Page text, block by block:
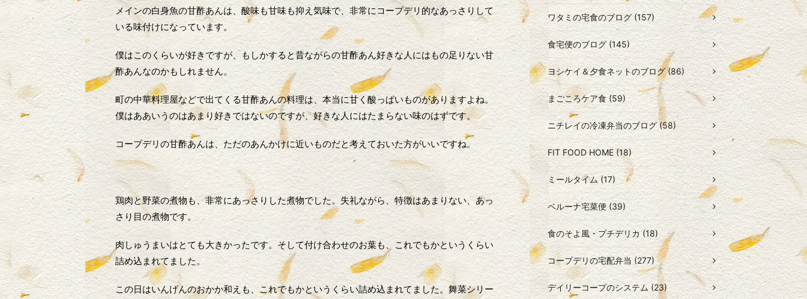
メインの白身魚の甘酢あんは、酸味も甘味も抑え気味で、非常にコープデリ的なあっさりして
いる味付けになっています。
僕はこのくらいが好きですが、もしかすると昔ながらの甘酢あん好きな人にはもの足りない甘
酢あんなのかもしれません。
町の中華料理屋などで出てくる甘酢あんの料理は、本当に甘く酸っぱいものがありますよね。
僕はああいうのはあまり好きではないのですが、好きな人にはたまらない味のはずです。
コープデリの甘酢あんは、ただのあんかけに近いものだと考えておいた方がいいですね。
鶏肉と野菜の煮物も、非常にあっさりした煮物でした。失礼ながら、特徴はあまりない、あっ
さり目の煮物です。
肉しゅうまいはとても大きかったです。そして付け合わせのお葉も、これでもかというくらい
詰め込まれてました。
この日はいんげんのおかか和えも、これでもかというくらい詰め込まれてました。舞菜シリー
ワタミの宅食のブログ (157)
食宅便のブログ (145)
ヨシケイ＆夕食ネットのブログ (86)
まごころケア食 (59)
ニチレイの冷凍弁当のブログ (58)
FIT FOOD HOME (18)
ミールタイム (17)
ベルーナ宅菜便 (39)
食のそよ風・プチデリカ (18)
コープデリの宅配弁当 (277)
デイリーコープのシステム (23)